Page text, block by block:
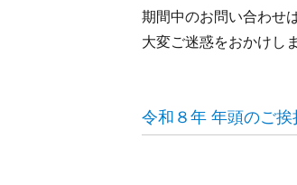
期間中のお問い合わせ
大変ご迷惑をおかけし
令和８年 年頭のご挨